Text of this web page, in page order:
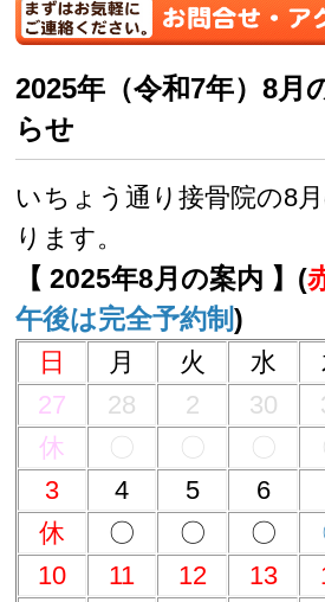
2025年（令和7年）8月
らせ
いちょう通り接骨院の8
ります。
【 2025年8月の案内 】(
午後は完全予約制)
日 月 火 水
27
28 2 30
休
〇 〇 〇
3
4 5 6
休
〇 〇 〇
10
11 12 13